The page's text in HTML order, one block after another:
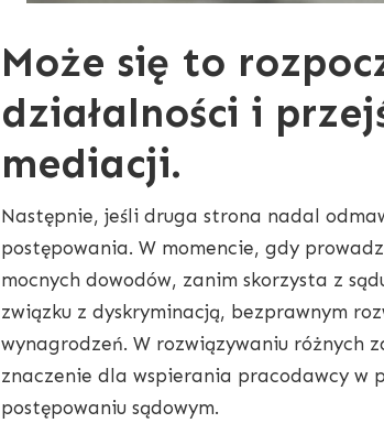
Może się to
działalności i
mediacji.
Następnie, jeśli druga strona nadal
postępowania. W momencie, gdy
mocnych dowodów, zanim skorzysta z
związku z dyskryminacją, bezprawnym
wynagrodzeń. W rozwiązywaniu różnych
znaczenie dla wspierania pracodawcy w
postępowaniu sądowym.